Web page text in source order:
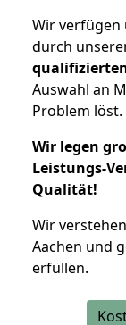
Wir verfügen
durch
Auswahl an
Problem löst.
Wir legen
Leistungs-
Qualität!
Wir
Aachen und
erfüllen.